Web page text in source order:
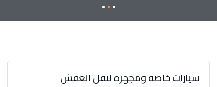
سيارات خاصة ومجهزة لنقل العفش